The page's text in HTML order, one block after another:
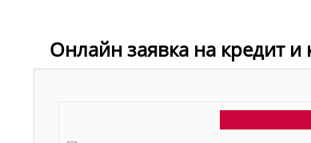
Онлайн заявка на кредит и